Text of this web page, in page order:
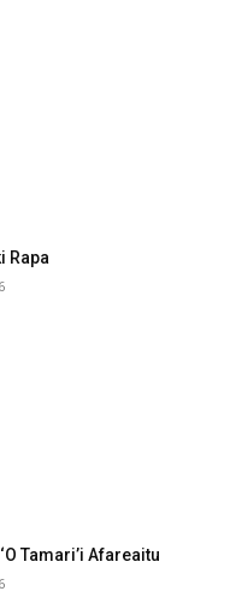
Rapa
Tamari’i Afareaitu